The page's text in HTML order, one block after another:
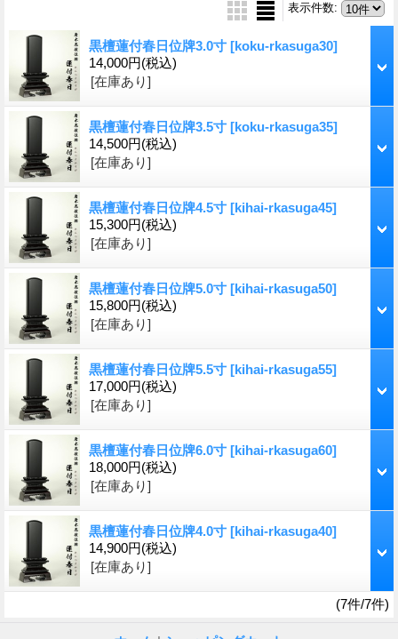
表示件数:
黒檀蓮付春日位牌3.0寸 [koku-rkasuga30]
14,000円(税込)
[在庫あり]
黒檀蓮付春日位牌3.5寸 [koku-rkasuga35]
14,500円(税込)
[在庫あり]
黒檀蓮付春日位牌4.5寸 [kihai-rkasuga45]
15,300円(税込)
[在庫あり]
黒檀蓮付春日位牌5.0寸 [kihai-rkasuga50]
15,800円(税込)
[在庫あり]
黒檀蓮付春日位牌5.5寸 [kihai-rkasuga55]
17,000円(税込)
[在庫あり]
黒檀蓮付春日位牌6.0寸 [kihai-rkasuga60]
18,000円(税込)
[在庫あり]
黒檀蓮付春日位牌4.0寸 [kihai-rkasuga40]
14,900円(税込)
[在庫あり]
(7件/7件)